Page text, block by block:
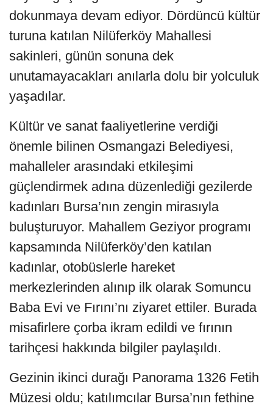
dokunmaya devam ediyor. Dördüncü kültür
turuna katılan Nilüferköy Mahallesi
sakinleri, günün sonuna dek
unutamayacakları anılarla dolu bir yolculuk
yaşadılar.
Kültür ve sanat faaliyetlerine verdiği
önemle bilinen Osmangazi Belediyesi,
mahalleler arasındaki etkileşimi
güçlendirmek adına düzenlediği gezilerde
kadınları Bursa’nın zengin mirasıyla
buluşturuyor. Mahallem Geziyor programı
kapsamında Nilüferköy’den katılan
kadınlar, otobüslerle hareket
merkezlerinden alınıp ilk olarak Somuncu
Baba Evi ve Fırını’nı ziyaret ettiler. Burada
misafirlere çorba ikram edildi ve fırının
tarihçesi hakkında bilgiler paylaşıldı.
Gezinin ikinci durağı Panorama 1326 Fetih
Müzesi oldu; katılımcılar Bursa’nın fethine